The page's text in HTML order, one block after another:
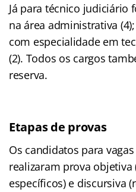
Já para técnico judiciário
na área administrativa
com especialidade em
(2). Todos os cargos
reserva.
Etapas de provas
Os candidatos para
realizaram prova
específicos) e discursiva